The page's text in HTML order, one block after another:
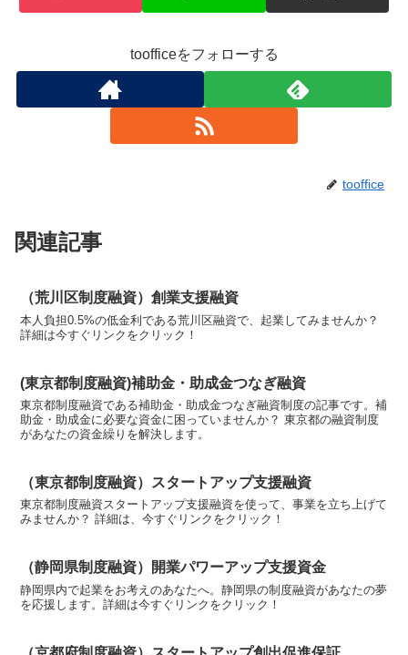
toofficeをフォローする
tooffice
関連記事
（荒川区制度融資）創業支援融資
本人負担0.5%の低金利である荒川区融資で、起業してみませんか？
詳細は今すぐリンクをクリック！
(東京都制度融資)補助金・助成金つなぎ融資
東京都制度融資である補助金・助成金つなぎ融資制度の記事です。補
助金・助成金に必要な資金に困っていませんか？ 東京都の融資制度
があなたの資金繰りを解決します。
（東京都制度融資）スタートアップ支援融資
東京都制度融資スタートアップ支援融資を使って、事業を立ち上げて
みませんか？ 詳細は、今すぐリンクをクリック！
（静岡県制度融資）開業パワーアップ支援資金
静岡県内で起業をお考えのあなたへ。静岡県の制度融資があなたの夢
を応援します。詳細は今すぐリンクをクリック！